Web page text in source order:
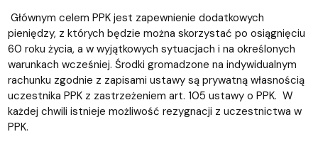
Głównym celem PPK jest zapewnienie dodatkowych
pieniędzy, z których będzie można skorzystać po osiągnięciu
60 roku życia, a w wyjątkowych sytuacjach i na określonych
warunkach wcześniej. Środki gromadzone na indywidualnym
rachunku zgodnie z zapisami ustawy są prywatną własnością
uczestnika PPK z zastrzeżeniem art. 105 ustawy o PPK. W
każdej chwili istnieje możliwość rezygnacji z uczestnictwa w
PPK.